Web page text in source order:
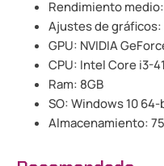
Rendimiento
Ajustes de gráficos:
GPU: NVIDIA
CPU: Intel Core i3-
Ram: 8GB
SO: Windows 10
Almacenamiento: